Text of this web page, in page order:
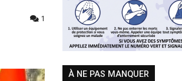
1
À NE PAS MANQUER